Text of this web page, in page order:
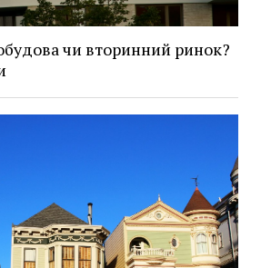
чи вторинний ринок?